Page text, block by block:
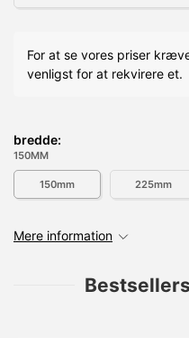
For at se vores priser
venligst for at rekvirere et.
bredde:
150MM
150mm 225mm
Mere information